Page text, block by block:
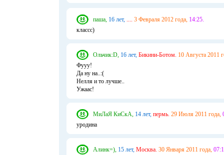
паша, 16 лет, .... 3 Февраля 2012 года, 14:25.
классс)
Ольчик:D, 16 лет, Бикини-Ботом. 10 Августа 2011
Фууу!
Да ну на..:(
Нелля и то лучше..
Ужаас!
МиЛаЯ КиСкА, 14 лет, пермь. 29 Июля 2011 года,
уродина
Алинк=), 15 лет, Москва. 30 Января 2011 года,